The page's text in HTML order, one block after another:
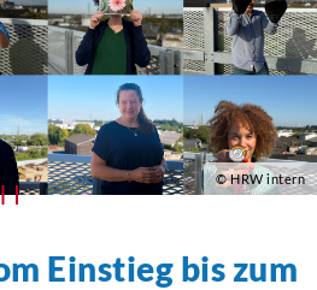
© HRW intern
Einstieg bis zum